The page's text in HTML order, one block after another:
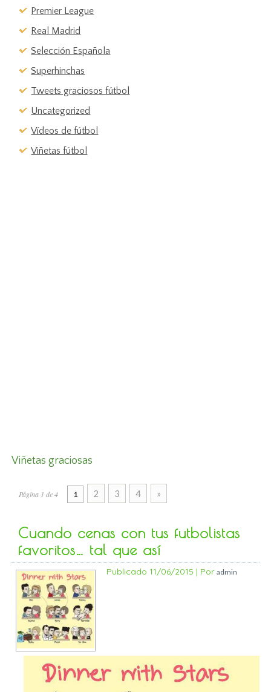
Premier League
Real Madrid
Selección Española
Superhinchas
Tweets graciosos fútbol
Uncategorized
Vídeos de fútbol
Viñetas fútbol
Viñetas graciosas
Página 1 de 4 1 2 3 4 »
Cuando cenas con tus futbolistas
favoritos… tal que así
Publicado 11/06/2015 | Por admin